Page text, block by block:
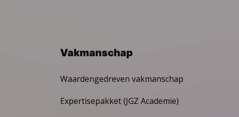
Vakmanschap
Waardengedreven vakmanschap
Expertisepakket (JGZ Academie)